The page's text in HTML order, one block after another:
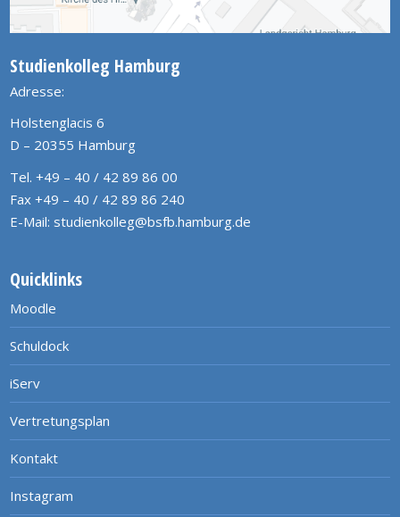
Studienkolleg Hamburg
Adresse:
Holstenglacis 6
D – 20355 Hamburg
Tel. +49 – 40 / 42 89 86 00
Fax +49 – 40 / 42 89 86 240
E-Mail: studienkolleg@bsfb.hamburg.de
Quicklinks
Moodle
Schuldock
iServ
Vertretungsplan
Kontakt
Instagram